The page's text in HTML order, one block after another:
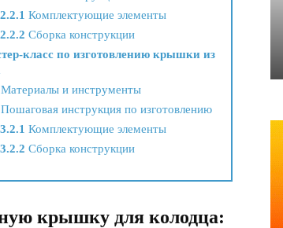
2.2.1 Комплектующие элементы
2.2.2 Сборка конструкции
класс по изготовлению крышки из
Материалы и инструменты
Пошаговая инструкция по изготовлению
3.2.1 Комплектующие элементы
3.2.2 Сборка конструкции
крышку для колодца: